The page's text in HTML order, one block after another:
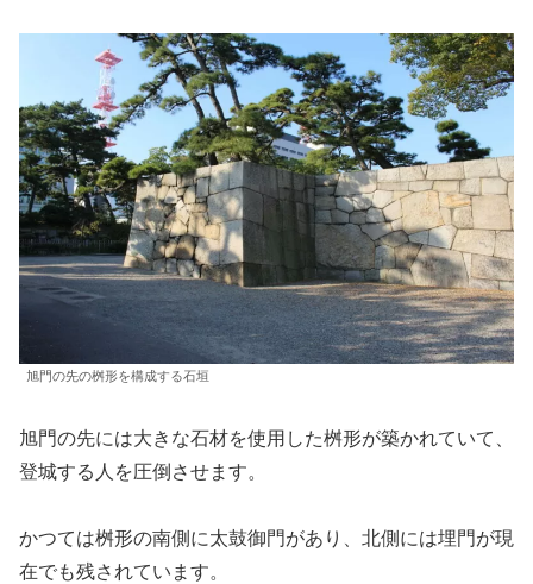
旭門の先の桝形を構成する石垣
旭門の先には大きな石材を使用した桝形が築かれていて、
登城する人を圧倒させます。
かつては桝形の南側に太鼓御門があり、北側には埋門が現
在でも残されています。